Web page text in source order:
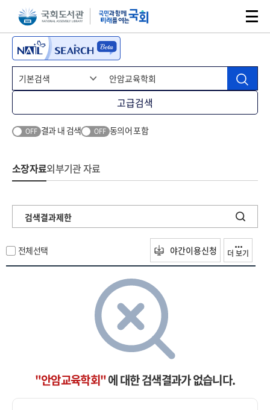
본문 바로가기주메뉴 바로가기
고급검색
OFF 결과 내 검색 OFF 동의어 포함
소장자료외부기관 자료
검색결과제한
전체선택 야간이용신청 더 보기
"안암교육학회"에 대한 검색결과가 없습니다.